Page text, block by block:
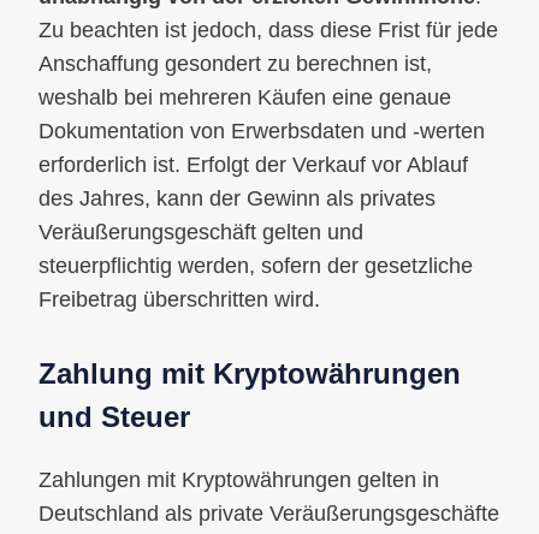
Zu beachten ist jedoch, dass diese Frist für jede
Anschaffung gesondert zu berechnen ist,
weshalb bei mehreren Käufen eine genaue
Dokumentation von Erwerbsdaten und -werten
erforderlich ist. Erfolgt der Verkauf vor Ablauf
des Jahres, kann der Gewinn als privates
Veräußerungsgeschäft gelten und
steuerpflichtig werden, sofern der gesetzliche
Freibetrag überschritten wird.
Zahlung mit Kryptowährungen
und Steuer
Zahlungen mit Kryptowährungen gelten in
Deutschland als private Veräußerungsgeschäfte